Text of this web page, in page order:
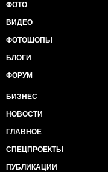
ФОТО
ВИДЕО
ФОТОШОПЫ
БЛОГИ
ФОРУМ
БИЗНЕС
НОВОСТИ
ГЛАВНОЕ
СПЕЦПРОЕКТЫ
ПУБЛИКАЦИИ